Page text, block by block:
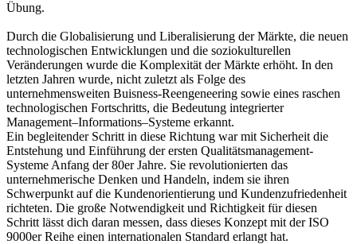
Übung.
Durch die Globalisierung und Liberalisierung der Märkte, die neuen
technologischen Entwicklungen und die soziokulturellen
Veränderungen wurde die Komplexität der Märkte erhöht. In den
letzten Jahren wurde, nicht zuletzt als Folge des
unternehmensweiten Buisness-Reengeneering sowie eines raschen
technologischen Fortschritts, die Bedeutung integrierter
Management–Informations–Systeme erkannt.
Ein begleitender Schritt in diese Richtung war mit Sicherheit die
Entstehung und Einführung der ersten Qualitätsmanagement-
Systeme Anfang der 80er Jahre. Sie revolutionierten das
unternehmerische Denken und Handeln, indem sie ihren
Schwerpunkt auf die Kundenorientierung und Kundenzufriedenheit
richteten. Die große Notwendigkeit und Richtigkeit für diesen
Schritt lässt dich daran messen, dass dieses Konzept mit der ISO
9000er Reihe einen internationalen Standard erlangt hat.